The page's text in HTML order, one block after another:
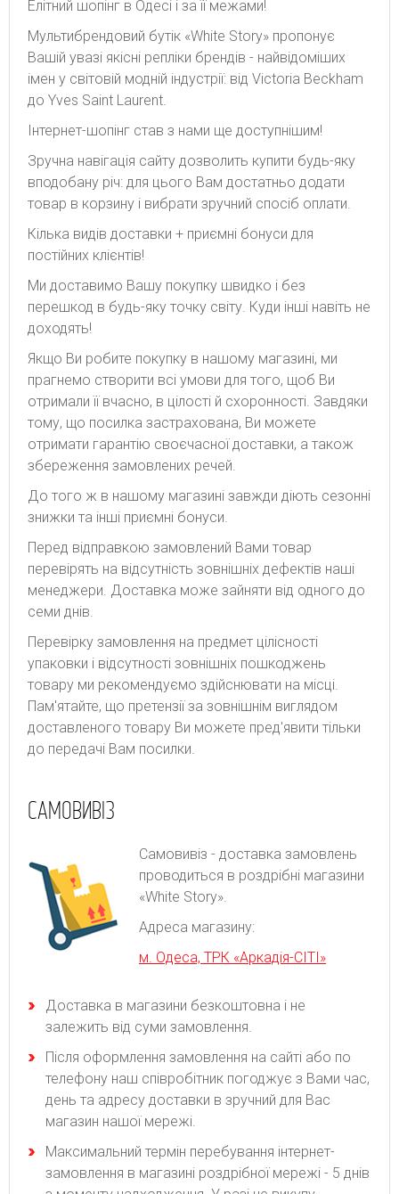
Елітний шопінг в Одесі і за її межами!
Мультибрендовий бутік «White Story» пропонує
Вашій увазі якісні репліки брендів - найвідоміших
імен у світовій модній індустрії: від Victoria Beckham
до Yves Saint Laurent.
Інтернет-шопінг став з нами ще доступнішим!
Зручна навігація сайту дозволить купити будь-яку
вподобану річ: для цього Вам достатньо додати
товар в корзину і вибрати зручний спосіб оплати.
Кілька видів доставки + приємні бонуси для
постійних клієнтів!
Ми доставимо Вашу покупку швидко і без
перешкод в будь-яку точку світу. Куди інші навіть не
доходять!
Якщо Ви робите покупку в нашому магазині, ми
прагнемо створити всі умови для того, щоб Ви
отримали її вчасно, в цілості й схоронності. Завдяки
тому, що посилка застрахована, Ви можете
отримати гарантію своєчасної доставки, а також
збереження замовлених речей.
До того ж в нашому магазині завжди діють сезонні
знижки та інші приємні бонуси.
Перед відправкою замовлений Вами товар
перевірять на відсутність зовнішніх дефектів наші
менеджери. Доставка може зайняти від одного до
семи днів.
Перевірку замовлення на предмет цілісності
упаковки і відсутності зовнішніх пошкоджень
товару ми рекомендуємо здійснювати на місці.
Пам'ятайте, що претензії за зовнішнім виглядом
доставленого товару Ви можете пред'явити тільки
до передачі Вам посилки.
САМОВИВІЗ
Самовивіз - доставка замовлень
проводиться в роздрібні магазини
«White Story».
Адреса магазину:
м. Одеса, ТРК «Аркадія-СІТІ»
Доставка в магазини безкоштовна і не
залежить від суми замовлення.
Після оформлення замовлення на сайті або по
телефону наш співробітник погоджує з Вами час,
день та адресу доставки в зручний для Вас
магазин нашої мережі.
Максимальний термін перебування інтернет-
замовлення в магазині роздрібної мережі - 5 днів